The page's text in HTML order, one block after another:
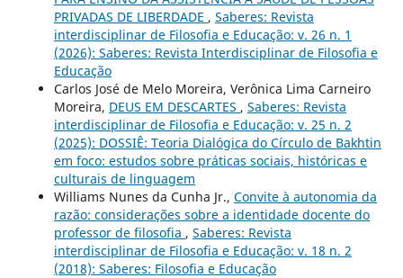
PRIVADAS DE LIBERDADE , Saberes: Revista
interdisciplinar de Filosofia e Educação: v. 26 n. 1
(2026): Saberes: Revista Interdisciplinar de Filosofia e
Educação
Carlos José de Melo Moreira, Verônica Lima Carneiro
Moreira, DEUS EM DESCARTES , Saberes: Revista
interdisciplinar de Filosofia e Educação: v. 25 n. 2
(2025): DOSSIÊ: Teoria Dialógica do Círculo de Bakhtin
em foco: estudos sobre práticas sociais, históricas e
culturais de linguagem
Williams Nunes da Cunha Jr., Convite à autonomia da
razão: considerações sobre a identidade docente do
professor de filosofia , Saberes: Revista
interdisciplinar de Filosofia e Educação: v. 18 n. 2
(2018): Saberes: Filosofia e Educação